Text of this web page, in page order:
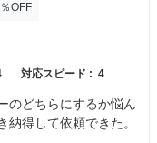
OFF
対応スピード : 4
のどちらにするか悩ん
得して依頼できた。